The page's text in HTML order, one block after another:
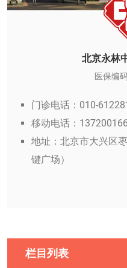
北京永林
医保编
门诊电话：010-
移动电话：
地址：北京市大兴区
键广场）
栏目列表